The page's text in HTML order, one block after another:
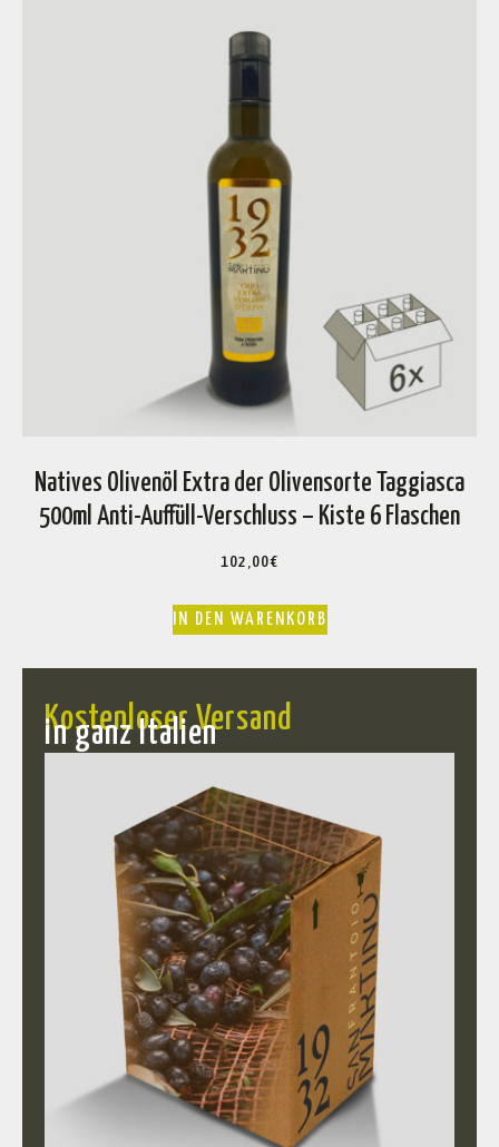
Natives Olivenöl Extra der Olivensorte Taggiasca
500ml Anti-Auffüll-Verschluss – Kiste 6 Flaschen
102,00€
IN DEN WARENKORB
Kostenloser Versand
in ganz Italien